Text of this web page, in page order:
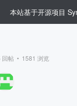
本站基于开源项目
回帖 • 1581 浏览